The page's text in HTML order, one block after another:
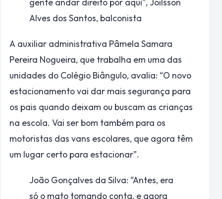
Alves dos Santos, balconista
A auxiliar administrativa Pâmela Samara
Pereira Nogueira, que trabalha em uma das
unidades do Colégio Biângulo, avalia: “O novo
estacionamento vai dar mais segurança para
os pais quando deixam ou buscam as crianças
na escola. Vai ser bom também para os
motoristas das vans escolares, que agora têm
um lugar certo para estacionar”.
João Gonçalves da Silva: “Antes, era
só o mato tomando conta, e agora